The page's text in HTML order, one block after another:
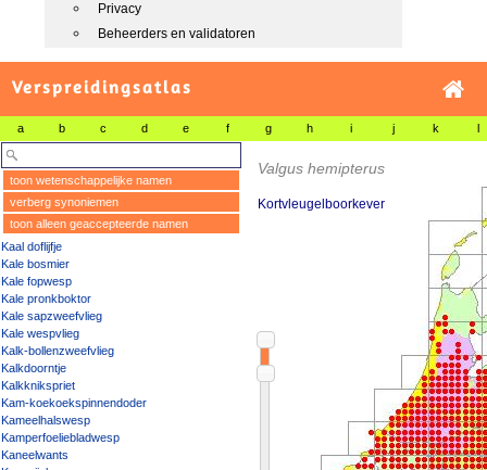
Privacy
Beheerders en validatoren
Verspreidingsatlas
a b c d e f g h i j k l
toon wetenschappelijke namen
verberg synoniemen
toon alleen geaccepteerde namen
Kaal doflijfje
Kale bosmier
Kale fopwesp
Kale pronkboktor
Kale sapzweefvlieg
Kale wespvlieg
Kalk-bollenzweefvlieg
Kalkdoorntje
Kalkknikspriet
Kam-koekoekspinnendoder
Kameelhalswesp
Kamperfoeliebladwesp
Kaneelwants
Valgus hemipterus
Kortvleugelboorkever